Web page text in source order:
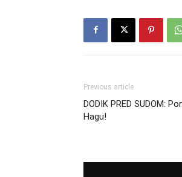
Previous article
DODIK PRED SUDOM:
Hagu!